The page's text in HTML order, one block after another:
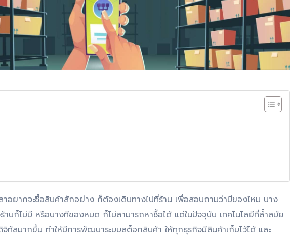
อยากจะซื้อสินค้าสักอย่าง ก็ต้องเดินทางไปที่ร้าน เพื่อสอบถามว่ามีของไหม บาง
นก็ไม่มี หรือบางทีของหมด ก็ไม่สามารถหาซื้อได้ แต่ในปัจจุบัน เทคโนโลยีที่ล้ำสมัย
จิทัลมากขึ้น ทำให้มีการพัฒนาระบบสต็อกสินค้า ให้ทุกธุรกิจมีสินค้าเก็บไว้ได้ และ